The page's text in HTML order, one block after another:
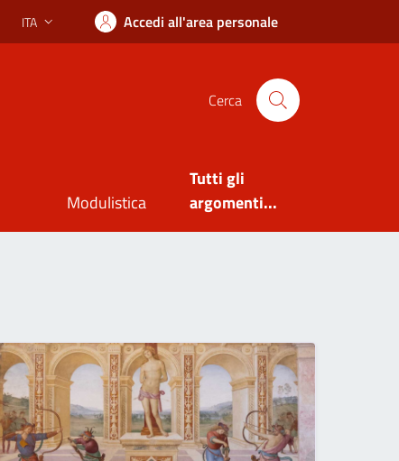
Lingua attiva:
ITA Accedi all'area personale
Cerca
Modulistica
Tutti gli
argomenti...